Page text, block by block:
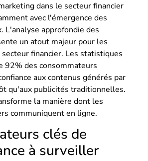
dans le secteur financier
avec l'émergence des
L'analyse approfondie des
un atout majeur pour les
financier. Les statistiques
92% des consommateurs
aux contenus générés par
qu'aux publicités traditionnelles.
la manière dont les
communiquent en ligne.
clés de
à surveiller